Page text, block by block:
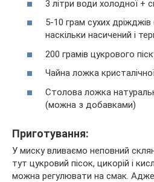
3 літри води холодної +
5-10 грам сухих
наскільки насичений і
200 грамів цукрового
Чайна ложка
Столова ложка
(можна з добавками)
Приготування:
У миску вливаємо неповний
тут цукровий пісок, цикорій і
можна регулювати на смак.